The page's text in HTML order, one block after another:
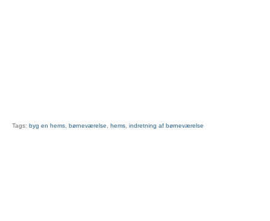
Tags: byg en hems, børneværelse hems, indretning af børneværelse